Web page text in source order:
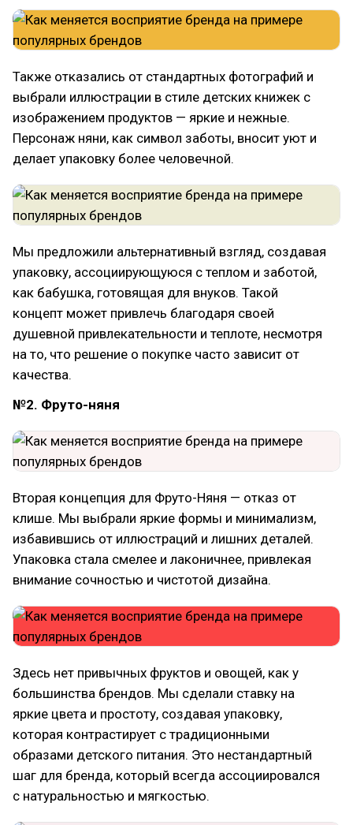
Также отказались от стандартных фотографий и
выбрали иллюстрации в стиле детских книжек с
изображением продуктов — яркие и нежные.
Персонаж няни, как символ заботы, вносит уют и
делает упаковку более человечной.
Мы предложили альтернативный взгляд, создавая
упаковку, ассоциирующуюся с теплом и заботой,
как бабушка, готовящая для внуков. Такой
концепт может привлечь благодаря своей
душевной привлекательности и теплоте, несмотря
на то, что решение о покупке часто зависит от
качества.
№2. Фруто-няня
Вторая концепция для Фруто-Няня — отказ от
клише. Мы выбрали яркие формы и минимализм,
избавившись от иллюстраций и лишних деталей.
Упаковка стала смелее и лаконичнее, привлекая
внимание сочностью и чистотой дизайна.
Здесь нет привычных фруктов и овощей, как у
большинства брендов. Мы сделали ставку на
яркие цвета и простоту, создавая упаковку,
которая контрастирует с традиционными
образами детского питания. Это нестандартный
шаг для бренда, который всегда ассоциировался
с натуральностью и мягкостью.